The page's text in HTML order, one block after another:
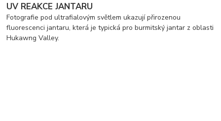
UV REAKCE JANTARU
Fotografie pod ultrafialovým světlem ukazují přirozenou
fluorescenci jantaru, která je typická pro burmitský jantar z oblasti
Hukawng Valley.